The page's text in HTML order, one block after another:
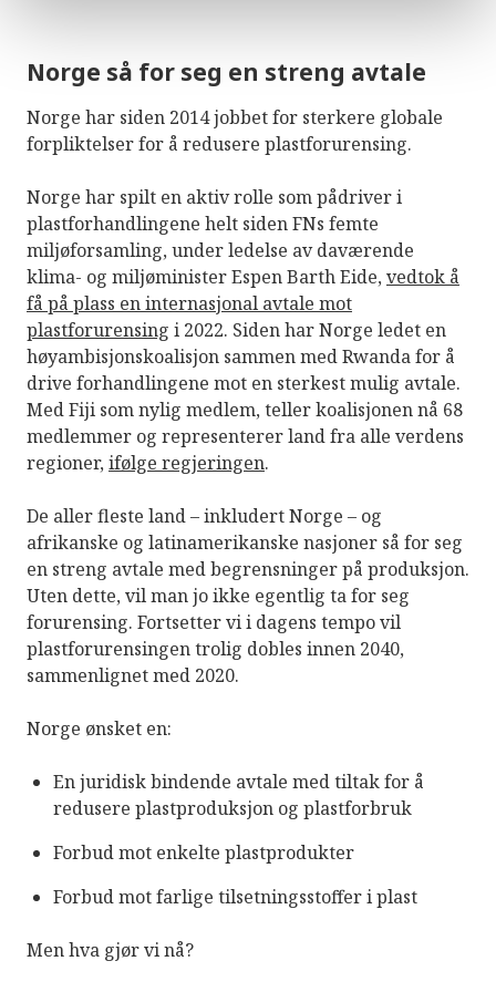
Norge så for seg en streng avtale
Norge har siden 2014 jobbet for sterkere globale
forpliktelser for å redusere plastforurensing.
Norge har spilt en aktiv rolle som pådriver i
plastforhandlingene helt siden FNs femte
miljøforsamling, under ledelse av daværende
klima- og miljøminister Espen Barth Eide,vedtok å
få på plass en internasjonal avtale mot
plastforurensing i 2022. Siden har Norge ledet en
høyambisjonskoalisjon sammen med Rwanda for å
drive forhandlingene mot en sterkest mulig avtale.
Med Fiji som nylig medlem, teller koalisjonen nå 68
medlemmer og representerer land fra alle verdens
regioner,ifølge regjeringen.
De aller fleste land – inkludert Norge – og
afrikanske og latinamerikanske nasjoner så for seg
en streng avtale med begrensninger på produksjon.
Uten dette, vil man jo ikke egentlig ta for seg
forurensing. Fortsetter vi i dagens tempo vil
plastforurensingen trolig dobles innen 2040,
sammenlignet med 2020.
Norge ønsket en:
En juridisk bindende avtale med tiltak for å
redusere plastproduksjon og plastforbruk
Forbud mot enkelte plastprodukter
Forbud mot farlige tilsetningsstoffer i plast
Men hva gjør vi nå?